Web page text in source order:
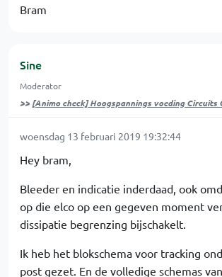
Bram
Sine
Moderator
>> [Animo check] Hoogspannings voeding Circuits
woensdag 13 februari 2019 19:32:44
Hey bram,
Bleeder en indicatie inderdaad, ook
op die elco op een gegeven moment
dissipatie begrenzing bijschakelt.
Ik heb het blokschema voor tracking
post gezet. En de volledige schemas